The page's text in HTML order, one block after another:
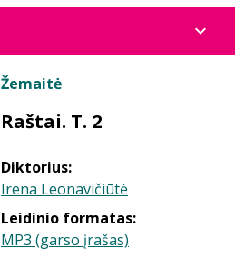
Žemaitė
Raštai. T. 2
Diktorius:
Irena Leonavičiūtė
Leidinio formatas:
MP3 (garso įrašas)